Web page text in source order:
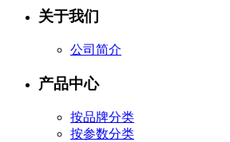
关于我们
公司简介
产品中心
按品牌分类
按参数分类